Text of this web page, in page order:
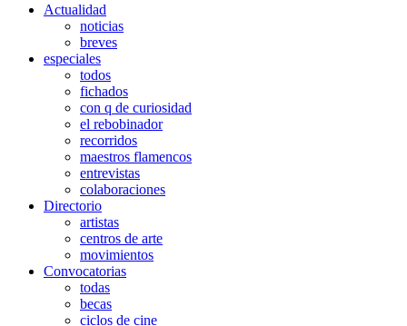
Actualidad
noticias
breves
especiales
todos
fichados
con q de curiosidad
el rebobinador
recorridos
maestros flamencos
entrevistas
colaboraciones
Directorio
artistas
centros de arte
movimientos
Convocatorias
todas
becas
ciclos de cine